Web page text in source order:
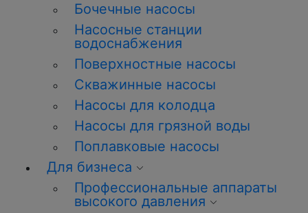
Бочечные насосы
Насосные станции
водоснабжения
Поверхностные насосы
Скважинные насосы
Насосы для колодца
Насосы для грязной воды
Поплавковые насосы
Для бизнеса
Профессиональные аппараты
высокого давления